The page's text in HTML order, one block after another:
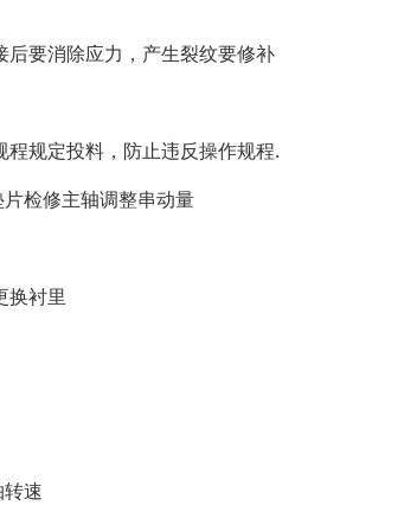
要消除应力，产生裂纹要修补
规定投料，防止违反操作规程.
检修主轴调整串动量
换衬里
速